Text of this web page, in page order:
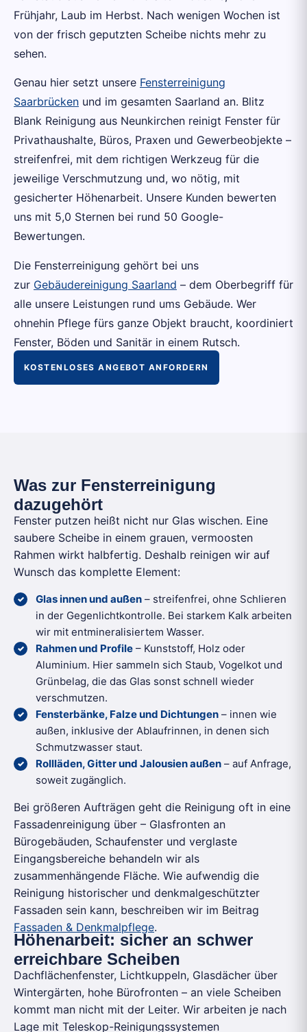
Frühjahr, Laub im Herbst. Nach wenigen Wochen ist
von der frisch geputzten Scheibe nichts mehr zu
sehen.
Genau hier setzt unsere Fensterreinigung
Saarbrücken und im gesamten Saarland an. Blitz
Blank Reinigung aus Neunkirchen reinigt Fenster für
Privathaushalte, Büros, Praxen und Gewerbeobjekte –
streifenfrei, mit dem richtigen Werkzeug für die
jeweilige Verschmutzung und, wo nötig, mit
gesicherter Höhenarbeit. Unsere Kunden bewerten
uns mit 5,0 Sternen bei rund 50 Google-
Bewertungen.
Die Fensterreinigung gehört bei uns
zur Gebäudereinigung Saarland – dem Oberbegriff für
alle unsere Leistungen rund ums Gebäude. Wer
ohnehin Pflege fürs ganze Objekt braucht, koordiniert
Fenster, Böden und Sanitär in einem Rutsch.
KOSTENLOSES ANGEBOT ANFORDERN
Was zur Fensterreinigung
dazugehört
Fenster putzen heißt nicht nur Glas wischen. Eine
saubere Scheibe in einem grauen, vermoosten
Rahmen wirkt halbfertig. Deshalb reinigen wir auf
Wunsch das komplette Element:
Glas innen und außen – streifenfrei, ohne Schlieren
in der Gegenlichtkontrolle. Bei starkem Kalk arbeiten
wir mit entmineralisiertem Wasser.
Rahmen und Profile – Kunststoff, Holz oder
Aluminium. Hier sammeln sich Staub, Vogelkot und
Grünbelag, die das Glas sonst schnell wieder
verschmutzen.
Fensterbänke, Falze und Dichtungen – innen wie
außen, inklusive der Ablaufrinnen, in denen sich
Schmutzwasser staut.
Rollläden, Gitter und Jalousien außen – auf Anfrage,
soweit zugänglich.
Bei größeren Aufträgen geht die Reinigung oft in eine
Fassadenreinigung über – Glasfronten an
Bürogebäuden, Schaufenster und verglaste
Eingangsbereiche behandeln wir als
zusammenhängende Fläche. Wie aufwendig die
Reinigung historischer und denkmalgeschützter
Fassaden sein kann, beschreiben wir im Beitrag
Fassaden & Denkmalpflege.
Höhenarbeit: sicher an schwer
erreichbare Scheiben
Dachflächenfenster, Lichtkuppeln, Glasdächer über
Wintergärten, hohe Bürofronten – an viele Scheiben
kommt man nicht mit der Leiter. Wir arbeiten je nach
Lage mit Teleskop-Reinigungssystemen